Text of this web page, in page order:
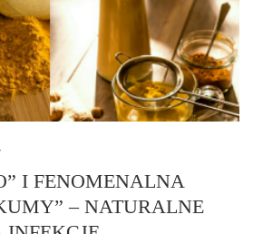
I FENOMENALNA
– NATURALNE